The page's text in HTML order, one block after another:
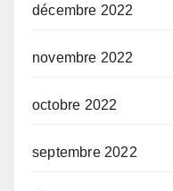
décembre 2022
novembre 2022
octobre 2022
septembre 2022